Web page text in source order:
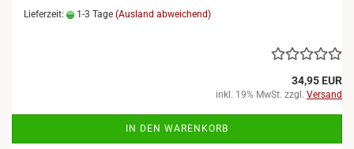
Lieferzeit: 1-3 Tage (Ausland abweichend)
34,95 EUR
inkl. 19% MwSt. zzgl. Versand
IN DEN WARENKORB